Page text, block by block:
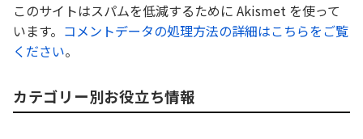
このサイトはスパムを低減するために Akismet を使って
います。 コメントデータの処理方法の詳細はこちらをご覧
ください。
カテゴリー別お役立ち情報